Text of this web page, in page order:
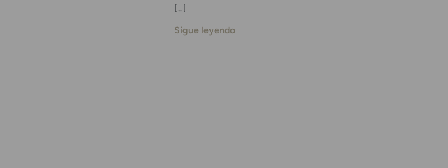
[…]
Sigue leyendo